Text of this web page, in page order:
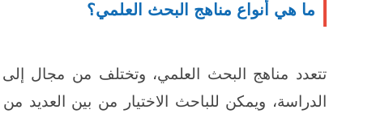
ما هي أنواع مناهج البحث العلمي؟
تتعدد مناهج البحث العلمي، وتختلف من مجال
الدراسة، ويمكن للباحث الاختيار من بين العديد